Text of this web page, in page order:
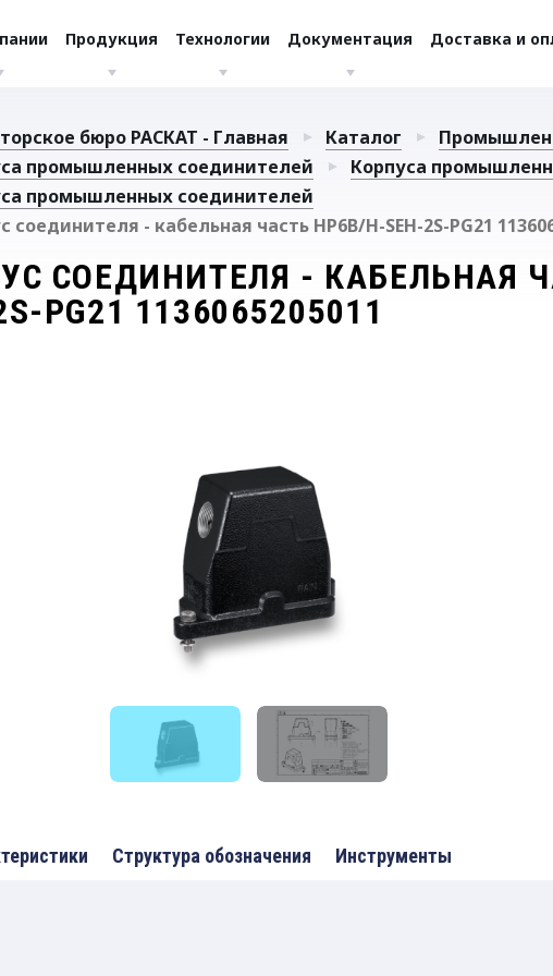
Продукция Технологии Документация Доставка и
бюро РАСКАТ - Главная Каталог
промышленных соединителей
Корпуса
промышленных соединителей
соединителя - кабельная часть HP6B/H-SEH-2S-PG21
СОЕДИНИТЕЛЯ - КАБЕЛЬНАЯ
PG21 1136065205011
Структура обозначения Инструменты